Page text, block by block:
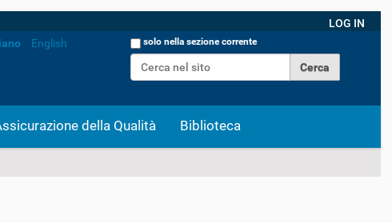
LOG IN
Cerca nel sito
solo nella sezione corrente
English
della Qualità Biblioteca